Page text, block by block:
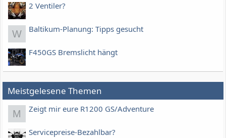
2 Ventiler?
W Baltikum-Planung: Tipps gesucht
F450GS Bremslicht hängt
Meistgelesene Themen
M Zeigt mir eure R1200 GS/Adventure
Servicepreise-Bezahlbar?